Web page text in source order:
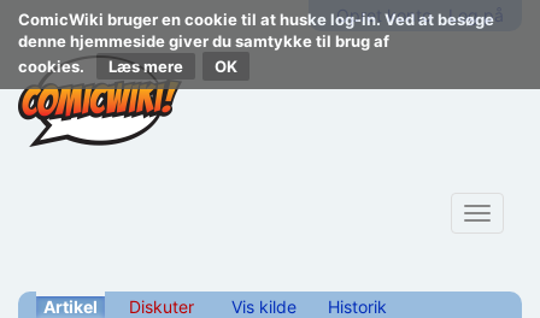
ComicWiki bruger en cookie til at huske log-in. Ved at besøge
denne hjemmeside giver du samtykke til brug af
cookies.
Læs mere
Opret konto Log på
Toggle
Artikel Diskuter Vis kilde Historik